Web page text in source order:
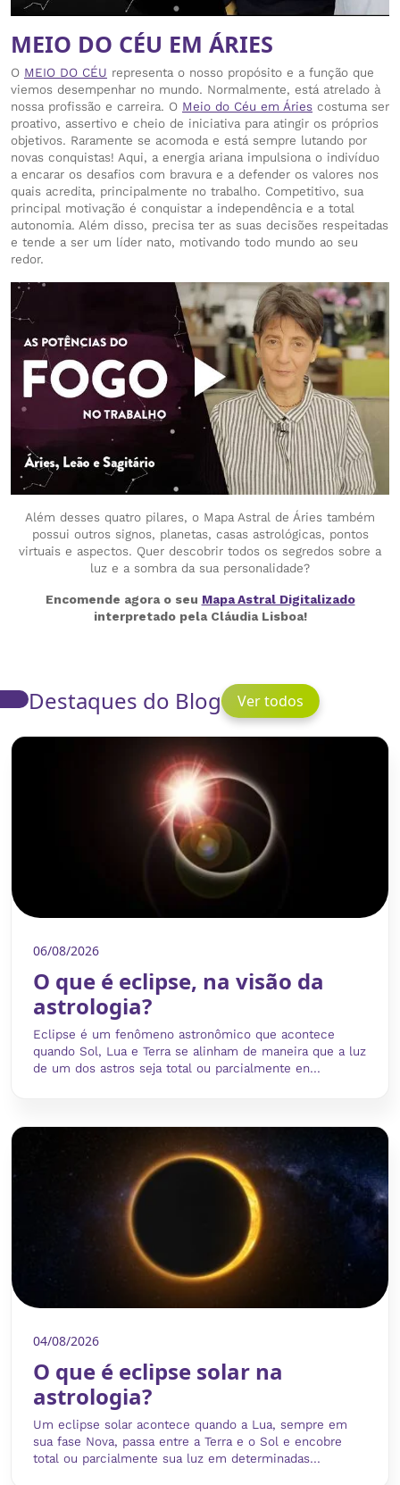
MEIO DO CÉU EM ÁRIES
O MEIO DO CÉU representa o nosso propósito e a função que
viemos desempenhar no mundo. Normalmente, está atrelado à
nossa profissão e carreira. O Meio do Céu em Áries costuma ser
proativo, assertivo e cheio de iniciativa para atingir os próprios
objetivos. Raramente se acomoda e está sempre lutando por
novas conquistas! Aqui, a energia ariana impulsiona o indivíduo
a encarar os desafios com bravura e a defender os valores nos
quais acredita, principalmente no trabalho. Competitivo, sua
principal motivação é conquistar a independência e a total
autonomia. Além disso, precisa ter as suas decisões respeitadas
e tende a ser um líder nato, motivando todo mundo ao seu
redor.
Além desses quatro pilares, o Mapa Astral de Áries também
possui outros signos, planetas, casas astrológicas, pontos
virtuais e aspectos. Quer descobrir todos os segredos sobre a
luz e a sombra da sua personalidade?
Encomende agora o seu Mapa Astral Digitalizado
interpretado pela Cláudia Lisboa!
Destaques do Blog Ver todos
06/08/2026
O que é eclipse, na visão da
astrologia?
Eclipse é um fenômeno astronômico que acontece
quando Sol, Lua e Terra se alinham de maneira que a luz
de um dos astros seja total ou parcialmente en...
04/08/2026
O que é eclipse solar na
astrologia?
Um eclipse solar acontece quando a Lua, sempre em
sua fase Nova, passa entre a Terra e o Sol e encobre
total ou parcialmente sua luz em determinadas...